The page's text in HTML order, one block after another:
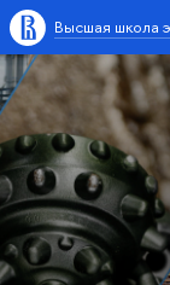
Высшая школа